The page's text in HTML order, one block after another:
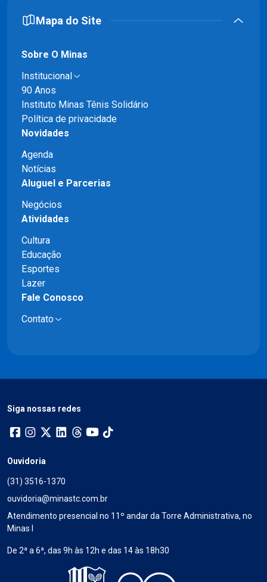
Mapa do Site
Sobre O Minas
Institucional
90 Anos
Instituto Minas Tênis Solidário
Política de privacidade
Novidades
Agenda
Notícias
Aluguel e Parcerias
Negócios
Atividades
Cultura
Educação
Esportes
Lazer
Fale Conosco
Contato
Siga nossas redes
Ouvidoria
(31) 3516-1370
ouvidoria@minastc.com.br
Atendimento presencial no 11º andar da Torre Administrativa, no
Minas I
De 2ª a 6ª, das 9h às 12h e das 14 às 18h30